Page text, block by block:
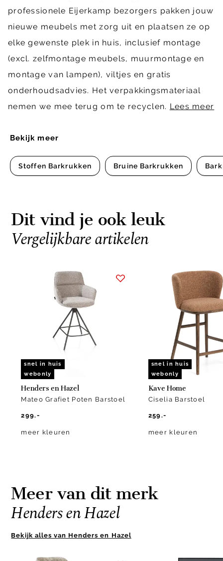
Bekijk meer
Stoffen Barkrukken Bruine Barkrukken
professionele Eijerkamp bezorgers pakken jouw
nieuwe meubels met zorg uit en plaatsen ze op
elke gewenste plek in huis, inclusief montage
(excl. zelfmontage meubels, muurmontage en
montage van lampen), viltjes en gratis
onderhoudsadvies. Het verpakkingsmateriaal
nemen we mee terug om te recyclen. Lees meer
Dit vind je ook leuk
Vergelijkbare artikelen
snel in huis
webonly
Henders en Hazel
Mateo Grafiet Poten Barstoel
299.-
meer kleuren
snel in huis
webonly
Kave Home
Ciselia Barstoel
259.-
meer kleuren
Meer van dit merk
Henders en Hazel
Bekijk alles van Henders en Hazel